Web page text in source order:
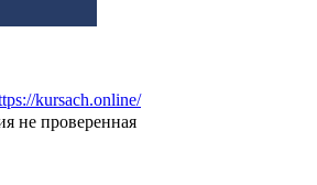
kursach.online/
не проверенная